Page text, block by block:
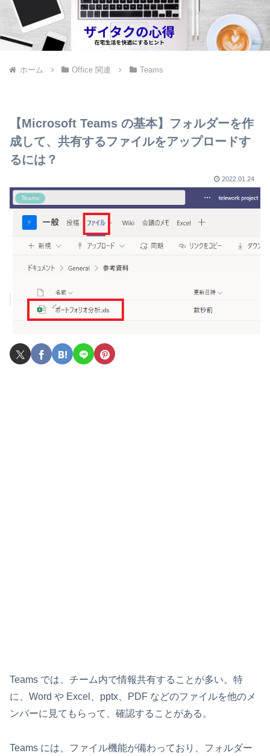
ホーム Office 関連 Teams
【Microsoft Teams の基本】フォルダーを作
成して、共有するファイルをアップロードす
るには？
2022.01.24
Teams
Teams では、チーム内で情報共有することが多い。特
に、Word や Excel、pptx、PDF などのファイルを他のメ
ンバーに見てもらって、確認することがある。
Teams には、ファイル機能が備わっており、フォルダー